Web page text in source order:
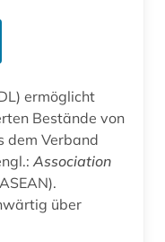
ermöglicht
Bestände von
dem Verband
Association
über